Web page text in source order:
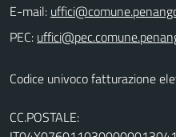
E-mail:
PEC:
Codice univoco fatturazione
CC.POSTALE: